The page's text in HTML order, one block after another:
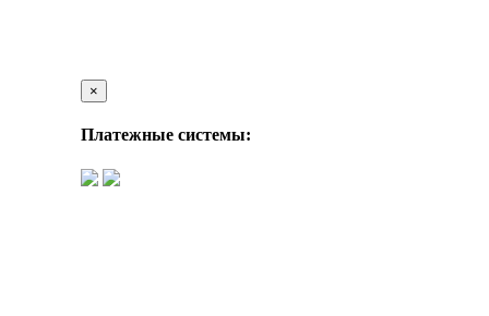
×
Платежные системы: